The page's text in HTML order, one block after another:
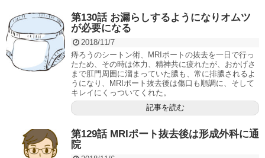
第130話 お漏らしするようになりオムツ
が必要になる
2018/11/7
痔ろうのシートン術、MRIポートの抜去を一日で行っ
たため、その時は体力、精神共に疲れたが、おかげさ
まで肛門周囲に溜まっていた膿も、常に排膿されるよ
うになり、MRIポート抜去後は傷口も順調に、そして
キレイにくっついてくれた。
記事を読む
第129話 MRIポート抜去後は形成外科に通
院